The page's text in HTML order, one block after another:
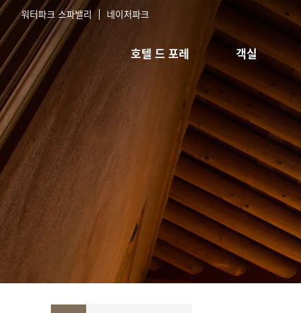
워터파크 스파밸리 네이처파크
호텔 드 포레 객실
스탠다드 침대
스탠다드 한실
한실취사형
스위트